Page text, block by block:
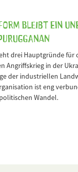
bleibt ein
drei Hauptgründe
Angriffskrieg in der
der industriellen
ist eng
Wandel.